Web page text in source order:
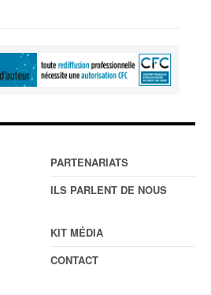
PARTENARIATS
ILS PARLENT DE NOUS
KIT MÉDIA
CONTACT